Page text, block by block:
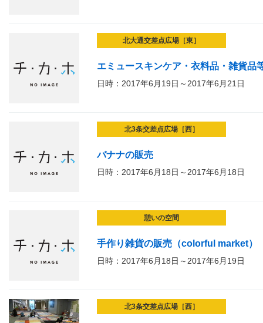
北大通交差点広場［東］
エミュースキンケア・衣料品・雑貨品
日時：2017年6月19日～2017年6月21日
北3条交差点広場［西］
バナナの販売
日時：2017年6月18日～2017年6月18日
憩いの空間
手作り雑貨の販売（colorful market）
日時：2017年6月18日～2017年6月19日
北3条交差点広場［西］